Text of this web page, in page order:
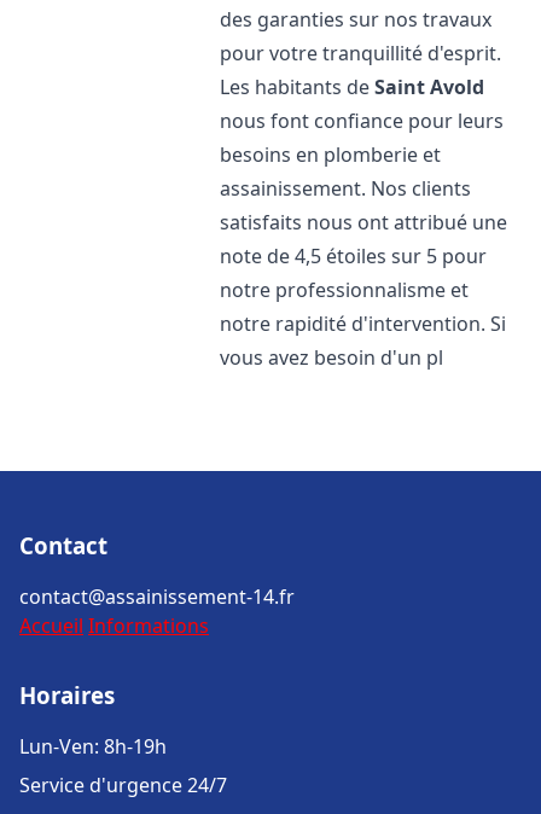
des garanties sur nos travaux
pour votre tranquillité d'esprit.
Les habitants deSaint Avold
nous font confiance pour leurs
besoins en plomberie et
assainissement. Nos clients
satisfaits nous ont attribué une
note de 4,5 étoiles sur 5 pour
notre professionnalisme et
notre rapidité d'intervention. Si
vous avez besoin d'un pl
Contact
contact@assainissement-14.fr
Accueil Informations
Horaires
Lun-Ven: 8h-19h
Service d'urgence 24/7